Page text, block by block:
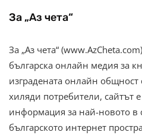
За „Аз чета“
За „Аз чета“
българска онлайн медия за
изградената онлайн общност
хиляди потребители, сайтът
информация за най-новото в
българското интернет